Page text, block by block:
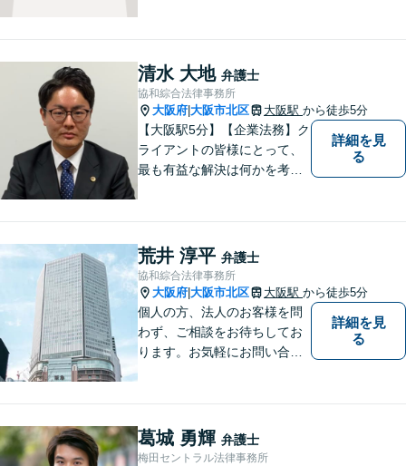
清水 大地 弁護士
協和綜合法律事務所
大阪府 大阪市北区 大阪駅 から徒歩5分
【大阪駅5分】【企業法務】ク
ライアントの皆様にとって、
最も有益な解決は何かを考え
からのアドバイスもできるよ
う日々精進してまいります。
詳細を見
る
荒井 淳平 弁護士
協和綜合法律事務所
大阪府 大阪市北区 大阪駅 から徒歩5分
個人の方、法人のお客様を問
わず、ご相談をお待ちしてお
ります。お気軽にお問い合わ
は他の弁護士宛ての場合は、
対応いたしかねます。
詳細を見
る
葛城 勇輝 弁護士
梅田セントラル法律事務所